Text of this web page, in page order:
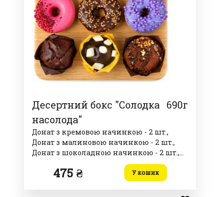
Десертний бокс "Солодка
насолода"
690г
Донат з кремовою начинкою - 2 шт.,
Донат з малиновою начинкою - 2 шт.,
Донат з шоколадною начинкою - 2 шт.,
Мафін з карамельним смаком - 1 шт.,
Мафін з шоколадним смаком - 1 шт.,
Мафін Лате з маршмелоу
475 ₴ У кошик